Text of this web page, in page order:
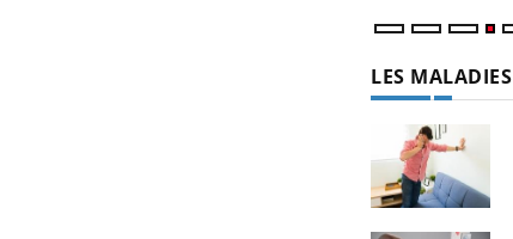
LES MALADIES